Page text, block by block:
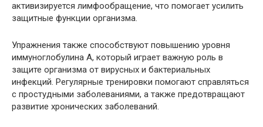
активизируется лимфообращение, что помогает усилить
защитные функции организма.
Упражнения также способствуют повышению уровня
иммуноглобулина A, который играет важную роль в
защите организма от вирусных и бактериальных
инфекций. Регулярные тренировки помогают справляться
с простудными заболеваниями, а также предотвращают
развитие хронических заболеваний.